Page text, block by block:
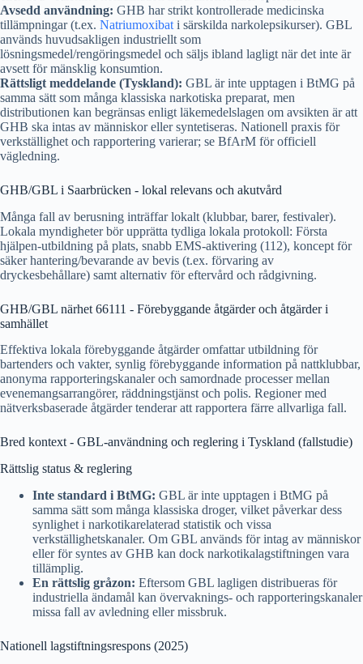
Avsedd användning: GHB har strikt kontrollerade medicinska
tillämpningar (t.ex. Natriumoxibat i särskilda narkolepsikurser). GBL
används huvudsakligen industriellt som
lösningsmedel/rengöringsmedel och säljs ibland lagligt när det inte är
avsett för mänsklig konsumtion.
Rättsligt meddelande (Tyskland): GBL är inte upptagen i BtMG på
samma sätt som många klassiska narkotiska preparat, men
distributionen kan begränsas enligt läkemedelslagen om avsikten är att
GHB ska intas av människor eller syntetiseras. Nationell praxis för
verkställighet och rapportering varierar; se BfArM för officiell
vägledning.
GHB/GBL i Saarbrücken - lokal relevans och akutvård
Många fall av berusning inträffar lokalt (klubbar, barer, festivaler).
Lokala myndigheter bör upprätta tydliga lokala protokoll: Första
hjälpen-utbildning på plats, snabb EMS-aktivering (112), koncept för
säker hantering/bevarande av bevis (t.ex. förvaring av
dryckesbehållare) samt alternativ för eftervård och rådgivning.
GHB/GBL närhet 66111 - Förebyggande åtgärder och åtgärder i
samhället
Effektiva lokala förebyggande åtgärder omfattar utbildning för
bartenders och vakter, synlig förebyggande information på nattklubbar,
anonyma rapporteringskanaler och samordnade processer mellan
evenemangsarrangörer, räddningstjänst och polis. Regioner med
nätverksbaserade åtgärder tenderar att rapportera färre allvarliga fall.
Bred kontext - GBL-användning och reglering i Tyskland (fallstudie)
Rättslig status & reglering
Inte standard i BtMG: GBL är inte upptagen i BtMG på
samma sätt som många klassiska droger, vilket påverkar dess
synlighet i narkotikarelaterad statistik och vissa
verkställighetskanaler. Om GBL används för intag av människor
eller för syntes av GHB kan dock narkotikalagstiftningen vara
tillämplig.
En rättslig gråzon: Eftersom GBL lagligen distribueras för
industriella ändamål kan övervaknings- och rapporteringskanaler
missa fall av avledning eller missbruk.
Nationell lagstiftningsrespons (2025)